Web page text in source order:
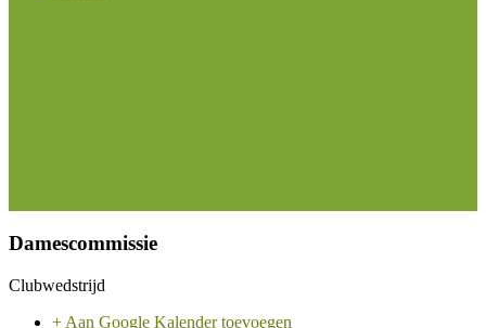
Damescommissie
Clubwedstrijd
+ Aan Google Kalender toevoegen